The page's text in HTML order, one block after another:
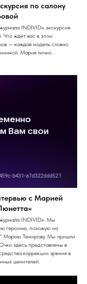
по салону
INDIVID» экскурсия
Что ждёт вас в этом
— каждая модель словно
Мария лично
с Марией
INDIVID». Мы
героиню, похожую на
Марию Темирову. Мы пришли
здесь представлены в
коррекции зрения в
ценителей.